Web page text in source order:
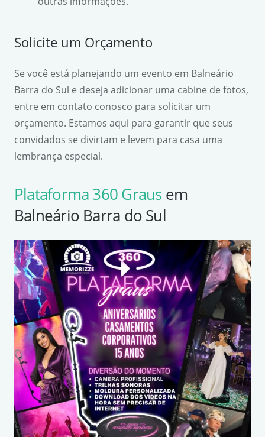
Solicite um Orçamento
Se você está planejando um evento em Balneário
Barra do Sul e deseja adicionar uma cabine de fotos,
entre em contato conosco para solicitar um
orçamento. Estamos aqui para garantir que seus
convidados se divirtam e levem para casa uma
lembrança especial.
Plataforma 360 Grausem
Balneário Barra do Sul